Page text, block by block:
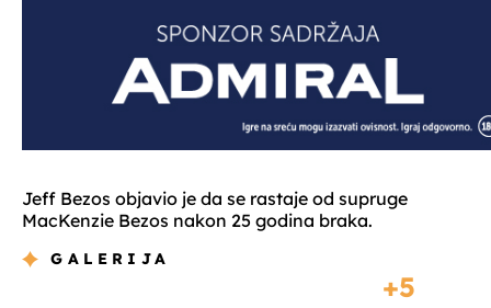
Jeff Bezos objavio je da se rastaje od supruge
MacKenzie Bezos nakon 25 godina braka.
GALERIJA
5